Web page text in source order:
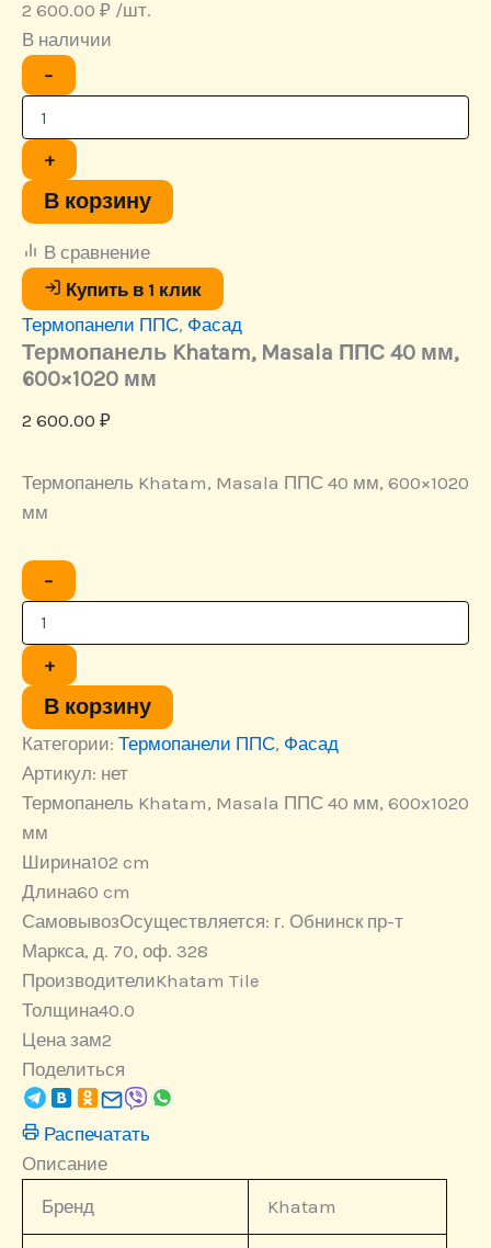
2 600.00 ₽ /шт.
В наличии
−
Количество
товара
Masala
ППС
40
мм,
мм
+
В корзину
В сравнение
Купить в 1 клик
Термопанели ППС, Фасад
Термопанель Khatam, Masala ППС 40 мм,
600×1020 мм
2 600.00 ₽
Термопанель Khatam, Masala ППС 40 мм, 600×1020
мм
−
Количество
товара
Masala
ППС
40
мм,
600x1020
мм
+
В корзину
Категории: Термопанели ППС, Фасад
Артикул: нет
Термопанель Khatam, Masala ППС 40 мм, 600x1020
мм
Ширина102 cm
Длина60 cm
СамовывозОсуществляется: г. Обнинск пр-т
Маркса, д. 70, оф. 328
ПроизводителиKhatam Tile
Толщина40.0
Цена зам2
Поделиться
Распечатать
Описание
Бренд
Khatam